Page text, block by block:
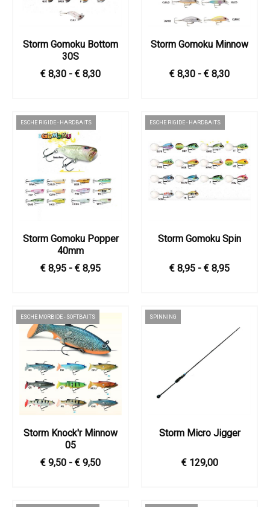
Storm Gomoku Bottom
30S
€ 8,30 - € 8,30
Storm Gomoku Minnow
€ 8,30 - € 8,30
ESCHE RIGIDE - HARDBAITS
Storm Gomoku Popper
40mm
€ 8,95 - € 8,95
ESCHE RIGIDE - HARDBAITS
Storm Gomoku Spin
€ 8,95 - € 8,95
ESCHE MORBIDE - SOFTBAITS
Storm Knock'r Minnow
05
€ 9,50 - € 9,50
SPINNING
Storm Micro Jigger
€ 129,00